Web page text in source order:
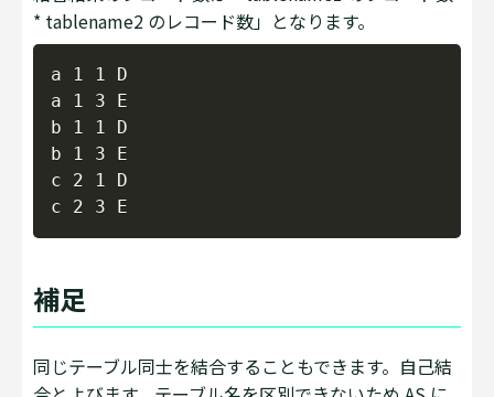
* tablename2 のレコード数」となります。
a 1 1 D
a 1 3 E
b 1 1 D
b 1 3 E
c 2 1 D
補足
同じテーブル同士を結合することもできます。自己結